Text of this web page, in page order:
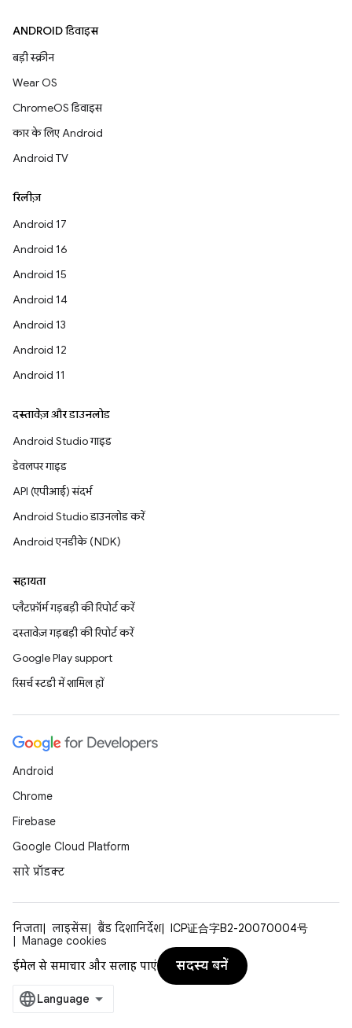
ANDROID डिवाइस
बड़ी स्क्रीन
Wear OS
ChromeOS डिवाइस
कार के लिए Android
Android TV
रिलीज़
Android 17
Android 16
Android 15
Android 14
Android 13
Android 12
Android 11
दस्तावेज़ और डाउनलोड
Android Studio गाइड
डेवलपर गाइड
API (एपीआई) संदर्भ
Android Studio डाउनलोड करें
Android एनडीके (NDK)
सहायता
प्लैटफ़ॉर्म गड़बड़ी की रिपोर्ट करें
दस्तावेज़ गड़बड़ी की रिपोर्ट करें
Google Play support
रिसर्च स्टडी में शामिल हों
Android
Chrome
Firebase
Google Cloud Platform
सारे प्रॉडक्ट
निजता लाइसेंस ब्रैंड दिशानिर्देश
ICP证合字B2-20070004号
Manage cookies
ईमेल से समाचार और सलाह पाएं
सदस्य बनें